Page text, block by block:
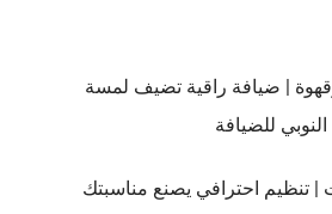
| ضيافة راقية تضيف لمسة
للضيافة
| تنظيم احترافي يصنع مناسبتك